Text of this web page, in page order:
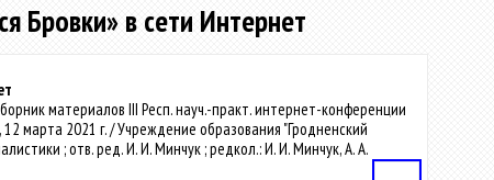
Бровки» в сети Интернет
материалов III Респ. науч.-практ. интернет-конференции
марта 2021 г. / Учреждение образования "Гродненский
; отв. ред. И. И. Минчук ; редкол.: И. И. Минчук, А. А.